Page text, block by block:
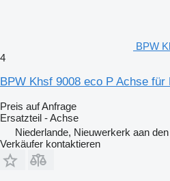
BPW
4
BPW Khsf 9008 eco P Achse für
Preis auf Anfrage
Ersatzteil - Achse
Niederlande, Nieuwerkerk aan
Verkäufer kontaktieren